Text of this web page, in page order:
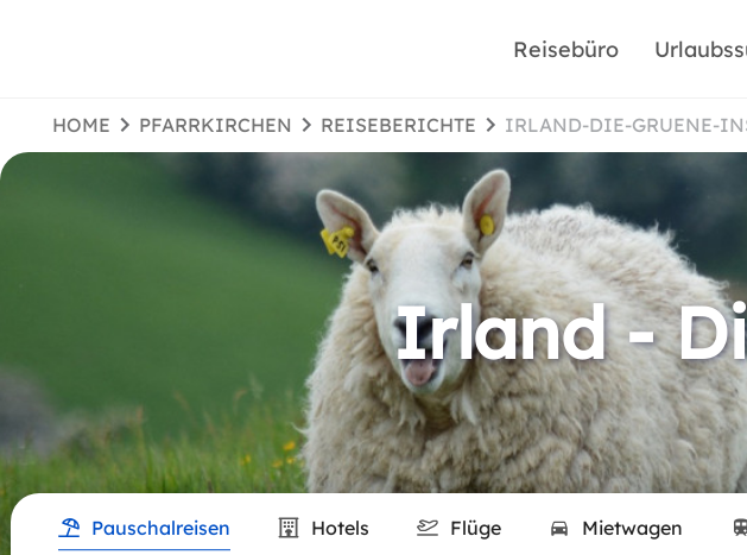
Reisebüro
HOME PFARRKIRCHEN REISEBERICHTE IRLAND-DIE-GRUENE-
Irland -
Pauschalreisen Hotels Flüge Mietwagen